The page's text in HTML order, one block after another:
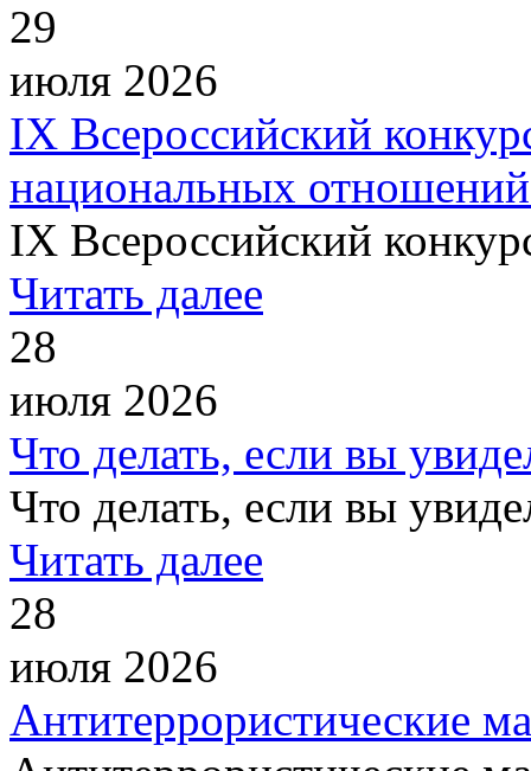
29
июля 2026
IХ Всероссийский
национальных
IХ Всероссийский
Читать далее
28
июля 2026
Что делать, если вы
Что делать, если вы
Читать далее
28
июля 2026
Антитеррористические